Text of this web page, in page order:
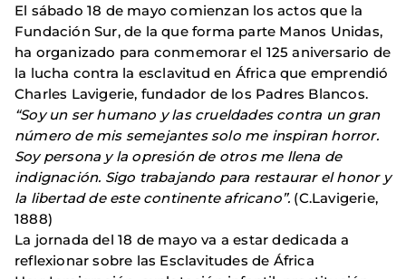
El sábado 18 de mayo comienzan los actos que la
Fundación Sur, de la que forma parte Manos Unidas,
ha organizado para conmemorar el 125 aniversario de
la lucha contra la esclavitud en África que emprendió
Charles Lavigerie, fundador de los Padres Blancos.
“Soy un ser humano y las crueldades contra un gran
número de mis semejantes solo me inspiran horror.
Soy persona y la opresión de otros me llena de
indignación. Sigo trabajando para restaurar el honor y
la libertad de este continente africano”. (C.Lavigerie,
1888)
La jornada del 18 de mayo va a estar dedicada a
reflexionar sobre las Esclavitudes de África